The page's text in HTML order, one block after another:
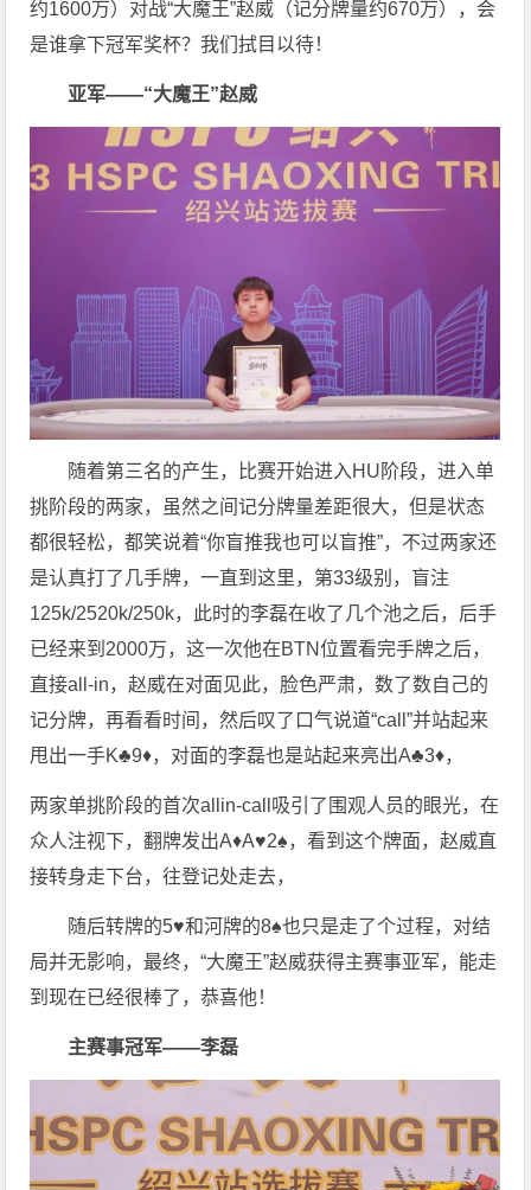
约1600万）对战“大魔王”赵威（记分牌量约670万），会
是谁拿下冠军奖杯？我们拭目以待！
亚军——“大魔王”赵威
随着第三名的产生，比赛开始进入HU阶段，进入单
挑阶段的两家，虽然之间记分牌量差距很大，但是状态
都很轻松，都笑说着“你盲推我也可以盲推”，不过两家还
是认真打了几手牌，一直到这里，第33级别，盲注
125k/2520k/250k，此时的李磊在收了几个池之后，后手
已经来到2000万，这一次他在BTN位置看完手牌之后，
直接all-in，赵威在对面见此，脸色严肃，数了数自己的
记分牌，再看看时间，然后叹了口气说道“call”并站起来
甩出一手K♣️9♦️，对面的李磊也是站起来亮出A♣️3♦️，
两家单挑阶段的首次allin-call吸引了围观人员的眼光，在
众人注视下，翻牌发出A♦️A♥️2♠️，看到这个牌面，赵威直
接转身走下台，往登记处走去，
随后转牌的5♥️和河牌的8♠️也只是走了个过程，对结
局并无影响，最终，“大魔王”赵威获得主赛事亚军，能走
到现在已经很棒了，恭喜他！
主赛事冠军——李磊